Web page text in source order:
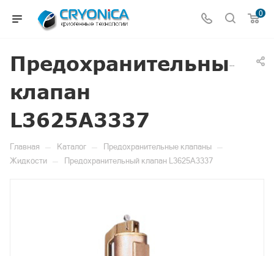
0
Предохранительный
клапан
L3625A3337
Главная — Каталог — Предохранительные клапаны —
Жидкости — Предохранительный клапан L3625A3337